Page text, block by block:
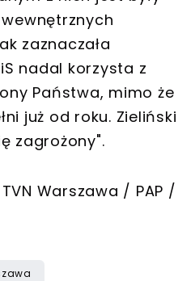
zaznaczała
nadal korzysta z
Państwa, mimo że
już od roku. Zieliński
zagrożony".
Warszawa / PAP /